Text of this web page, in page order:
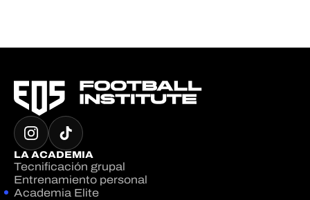
LA ACADEMIA
Tecnificación grupal
Entrenamiento personal
Academia Elite